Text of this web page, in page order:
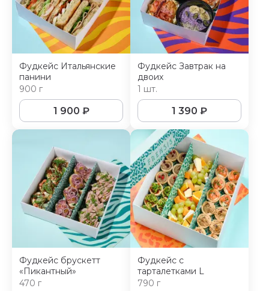
Фудкейс Итальянские
панини
900 г
1 900 ₽
Фудкейс Завтрак на
двоих
1 шт.
1 390 ₽
Фудкейс брускетт
«Пикантный»
470 г
Фудкейс с
тарталетками L
790 г